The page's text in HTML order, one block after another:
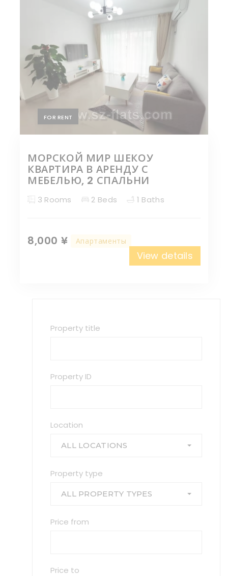
FOR RENT
МОРСКОЙ МИР ШЕКОУ
КВАРТИРА В АРЕНДУ С
МЕБЕЛЬЮ, 2 СПАЛЬНИ
3 Rooms 2 Beds 1 Baths
8,000 ¥ Апартаменты
View details
Property title
Property ID
Location
ALL LOCATIONS
Property type
ALL PROPERTY TYPES
Price from
Price to